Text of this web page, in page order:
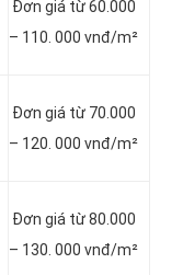
Đơn giá từ 60.000
– 110. 000 vnđ/m²
Đơn giá từ 70.000
– 120. 000 vnđ/m²
Đơn giá từ 80.000
– 130. 000 vnđ/m²